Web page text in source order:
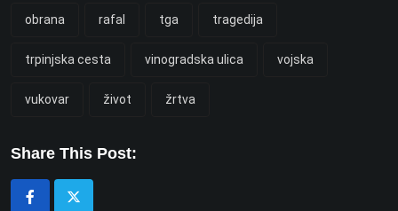
obrana rafal tga tragedija
trpinjska cesta vinogradska ulica vojska
vukovar život žrtva
Share This Post: